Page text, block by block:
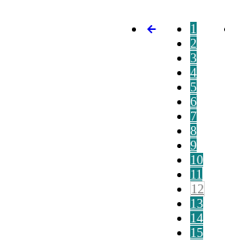
1
2
3
4
5
6
7
8
9
10
11
12
13
14
15